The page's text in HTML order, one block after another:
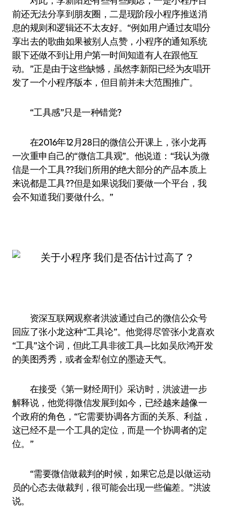
前还无法分享到朋友圈，二是现阶段小程序推送消
息的规则和逻辑还不太友好。“例如用户通过友唱分
享出去的歌曲如果被别人点赞，小程序的通知系统
眼下还做不到让用户第一时间知道有人在跟他互
动。”正是由于这些缺憾，虽然李新阳已经为友唱开
发了一个小程序版本，但目前并未大范围推广。
“工具感”只是一种错觉?
在2016年12月28日的微信公开课上，张小龙再
一次重申自己的“微信工具观”。他说道：“我认为微
信是一个工具??我们所用的绝大部分的产品本质上
来说都是工具??但是如果说我们要做一个平台，我
会不知道我们要做什么。”
资深互联网观察者洪波通过自己的微信公众号
回应了张小龙这种“工具论”。他觉得尽管张小龙喜欢
“工具”这个词，但此工具非彼工具—比如吴欣鸿开发
的美图秀秀，或者金犁创立的墨迹天气。
在接受《第一财经周刊》采访时，洪波进一步
解释说，他觉得微信发展到如今，已经越来越像一
个政府的角色，“它需要协调各方面的关系、利益，
这已经不是一个工具的定位，而是一个协调者的定
位。”
“需要微信做裁判的时候，如果它总是以做运动
员的心态去做裁判，很可能会出现一些偏差。”洪波
说。